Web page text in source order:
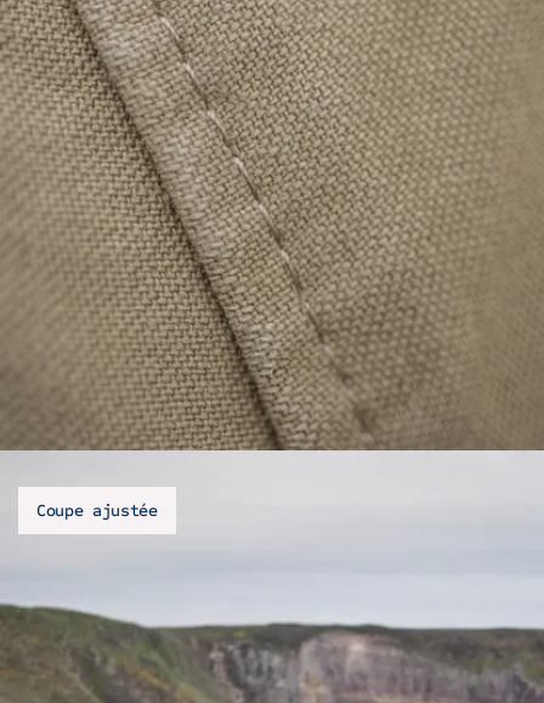
Coupe ajustée